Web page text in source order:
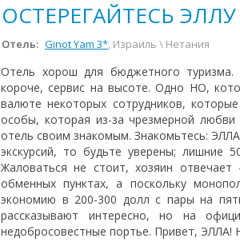
ОСТЕРЕГАЙТЕСЬ ЭЛЛУ
Отель: Ginot Yam 3*, Израиль \ Нетания
Отель хорош для бюджетного туризма.
короче, сервис на высоте. Одно НО,
валюте некоторых сотрудников,
особы, которая из-за чрезмерной
отель своим знакомым. Знакомьтесь:
экскурсий, то будьте уверены; лишние
Жаловаться не стоит, хозяин
обменных пунктах, а поскольку
экономию в 200-300 долл с пары на
рассказывают интересно, но на
недобросовестные портье. Привет, ЭЛЛА!